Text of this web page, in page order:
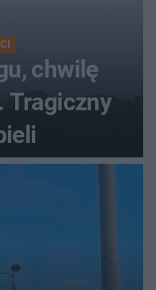
chwilę
Tragiczny